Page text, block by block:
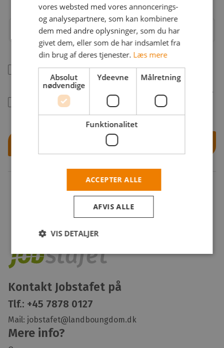
Adgangskode
Jeg accepterer jobstafet.dk'sbetingelser
Jobstafet må kontakte mig med råd og information.
Se hvordan vi behandler dine data i vores
persondatapolitik
Opret profil
Eller
Klik her hvis du allerede har en profil
Kontakt Jobstafet på
Tlf.: +45 7878 0127
Mail: jobstafet@landboungdom.dk
Mere info?
vores websted med vores annoncerings-
og analysepartnere, som kan kombinere
dem med andre oplysninger, som du har
givet dem, eller som de har indsamlet fra
din brug af deres tjenester. Læs mere
Absolut
nødvendige
Ydeevne Målretning
Funktionalitet
ACCEPTER ALLE
AFVIS ALLE
VIS DETALJER